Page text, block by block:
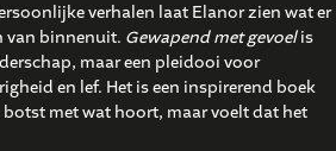
verhalen laat Elanor zien wat er
van binnenuit. Gewapend met gevoelis
maar een pleidooi voor
en lef. Het is een inspirerend boek
botst met wat hoort, maar voelt dat het